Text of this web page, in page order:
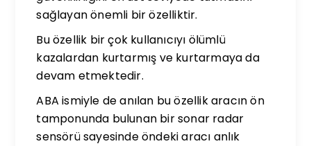
sağlayan önemli bir özelliktir.
Bu özellik bir çok kullanıcıyı ölümlü
kazalardan kurtarmış ve kurtarmaya da
devam etmektedir.
ABA ismiyle de anılan bu özellik aracın ön
tamponunda bulunan bir sonar radar
sensörü sayesinde öndeki aracı anlık